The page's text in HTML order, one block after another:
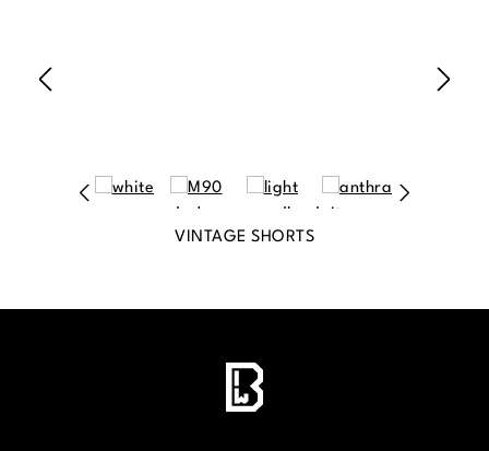
VINTAGE SHORTS